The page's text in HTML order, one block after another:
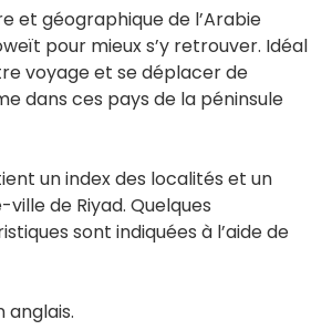
et géographique de l’Arabie
pour mieux s’y retrouver. Idéal
voyage et se déplacer de
dans ces pays de la péninsule
un index des localités et un
de Riyad. Quelques
sont indiquées à l’aide de
anglais.